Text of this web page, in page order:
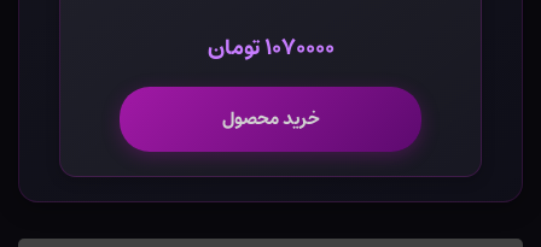
۱۰۷۰۰۰۰ تومان
خرید محصول